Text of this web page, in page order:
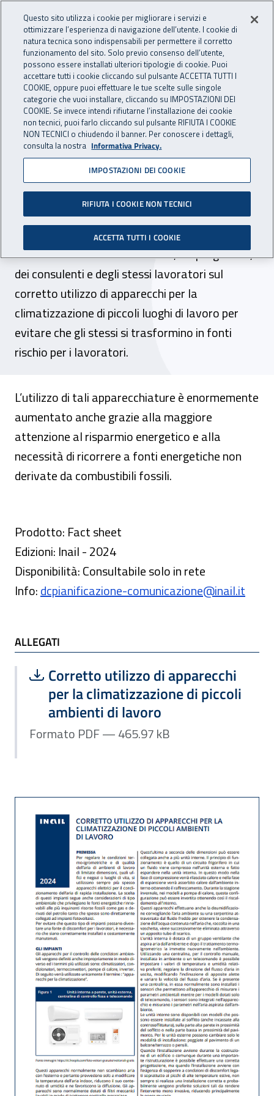
INAIL - Istituto Nazionale
Apri cerca
Navigazione principale
Navigazione - Ti trovi in:
Home Inail comunica Pubblicazioni Catalogo generale
Corretto utilizzo di
apparecchi per la
climatizzazione di piccoli
ambienti di lavoro
Il documento si propone di richiamare
l’attenzione dei datori di lavoro, dei progettisti,
dei consulenti e degli stessi lavoratori sul
corretto utilizzo di apparecchi per la
climatizzazione di piccoli luoghi di lavoro per
evitare che gli stessi si trasformino in fonti
rischio per i lavoratori.
L’utilizzo di tali apparecchiature è enormemente
aumentato anche grazie alla maggiore
attenzione al risparmio energetico e alla
necessità di ricorrere a fonti energetiche non
derivate da combustibili fossili.
Prodotto: Fact sheet
Edizioni: Inail - 2024
Disponibilità: Consultabile solo in rete
Info:dcpianificazione-comunicazione@inail.it
ALLEGATI
Scarica file:
Corretto utilizzo di apparecchi
per la climatizzazione di piccoli
ambienti di lavoro
Formato PDF — Dimensione 465.97 kB
Formato PDF — 465.97 kB
Questo sito utilizza i cookie per migliorare i servizi e
ottimizzare l’esperienza di navigazione dell’utente. I cookie di
natura tecnica sono indispensabili per permettere il corretto
funzionamento del sito. Solo previo consenso dell’utente,
possono essere installati ulteriori tipologie di cookie. Puoi
accettare tutti i cookie cliccando sul pulsante ACCETTA TUTTI I
COOKIE, oppure puoi effettuare le tue scelte sulle singole
categorie che vuoi installare, cliccando su IMPOSTAZIONI DEI
COOKIE. Se invece intendi rifiutarne l’installazione dei cookie
non tecnici, puoi farlo cliccando sul pulsante RIFIUTA I COOKIE
NON TECNICI o chiudendo il banner. Per conoscere i dettagli,
consulta la nostra Informativa Privacy.
IMPOSTAZIONI DEI COOKIE
RIFIUTA I COOKIE NON TECNICI
ACCETTA TUTTI I COOKIE